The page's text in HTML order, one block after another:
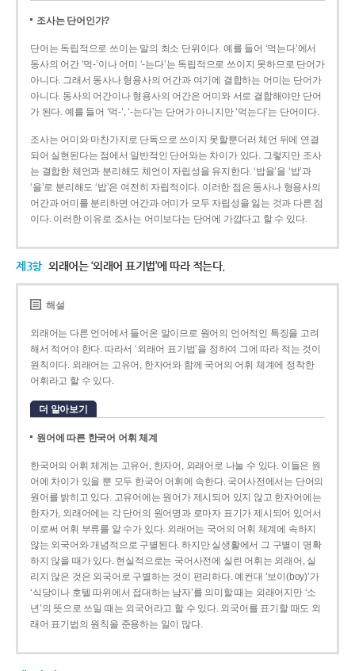
조사는 단어인가?
단어는 독립적으로 쓰이는 말의 최소 단위이다. 예를 들어 ‘먹는다’에서
동사의 어간 ‘먹-­’이나 어미 ‘­-는다’는 독립적으로 쓰이지 못하므로 단어가
아니다. 그래서 동사나 형용사의 어간과 여기에 결합하는 어미는 단어가
아니다. 동사의 어간이나 형용사의 어간은 어미와 서로 결합해야만 단어
가 된다. 예를 들어 ‘먹-’, ‘-는다’는 단어가 아니지만 ‘먹는다’는 단어이다.
조사는 어미와 마찬가지로 단독으로 쓰이지 못할뿐더러 체언 뒤에 연결
되어 실현된다는 점에서 일반적인 단어와는 차이가 있다. 그렇지만 조사
는 결합한 체언과 분리해도 체언이 자립성을 유지한다. ‘밥을’을 ‘밥’과
‘을’로 분리해도 ‘밥’은 여전히 자립적이다. 이러한 점은 동사나 형용사의
어간과 어미를 분리하면 어간과 어미가 모두 자립성을 잃는 것과 다른 점
이다. 이러한 이유로 조사는 어미보다는 단어에 가깝다고 할 수 있다.
제3항 외래어는 ‘외래어 표기법’에 따라 적는다.
해설
외래어는 다른 언어에서 들어온 말이므로 원어의 언어적인 특징을 고려
해서 적어야 한다. 따라서 ‘외래어 표기법’을 정하여 그에 따라 적는 것이
원칙이다. 외래어는 고유어, 한자어와 함께 국어의 어휘 체계에 정착한
어휘라고 할 수 있다.
더 알아보기
원어에 따른 한국어 어휘 체계
한국어의 어휘 체계는 고유어, 한자어, 외래어로 나눌 수 있다. 이들은 원
어에 차이가 있을 뿐 모두 한국어 어휘에 속한다. 국어사전에서는 단어의
원어를 밝히고 있다. 고유어에는 원어가 제시되어 있지 않고 한자어에는
한자가, 외래어에는 각 단어의 원어명과 로마자 표기가 제시되어 있어서
이로써 어휘 부류를 알 수가 있다. 외래어는 국어의 어휘 체계에 속하지
않는 외국어와 개념적으로 구별된다. 하지만 실생활에서 그 구별이 명확
하지 않을 때가 있다. 현실적으로는 국어사전에 실린 어휘는 외래어, 실
리지 않은 것은 외국어로 구별하는 것이 편리하다. 예컨대 ‘보이(boy)’가
‘식당이나 호텔 따위에서 접대하는 남자’를 의미할 때는 외래어지만 ‘소
년’의 뜻으로 쓰일 때는 외국어라고 할 수 있다. 외국어를 표기할 때도 외
래어 표기법의 원칙을 준용하는 일이 많다.